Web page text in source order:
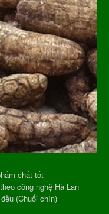
chất tốt
công nghệ Hà Lan
(Chuối chín)